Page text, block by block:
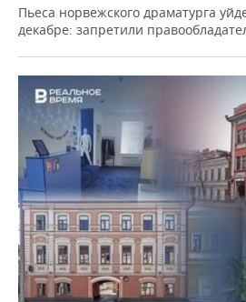
Пьеса норвежского драматурга
декабре: запретили